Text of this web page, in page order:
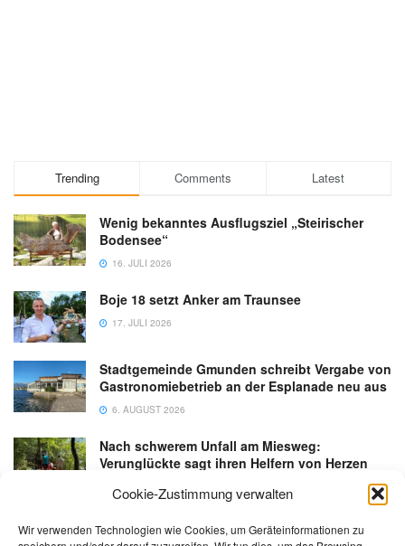
Cookie-Zustimmung verwalten
Wir verwenden Technologien wie Cookies, um Geräteinformationen zu
Trending Comments Latest
Wenig bekanntes Ausflugsziel „Steirischer
Bodensee“
16. JULI 2026
Boje 18 setzt Anker am Traunsee
17. JULI 2026
Stadtgemeinde Gmunden schreibt Vergabe von
Gastronomiebetrieb an der Esplanade neu aus
6. AUGUST 2026
Nach schwerem Unfall am Miesweg:
Verunglückte sagt ihren Helfern von Herzen
3. AUGUST 2026